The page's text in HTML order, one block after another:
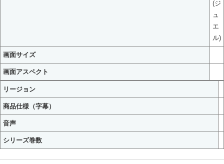
(ジ
ュ
エ
ル)
画面サイズ
画面アスペクト
リージョン
商品仕様（字幕）
音声
シリーズ巻数